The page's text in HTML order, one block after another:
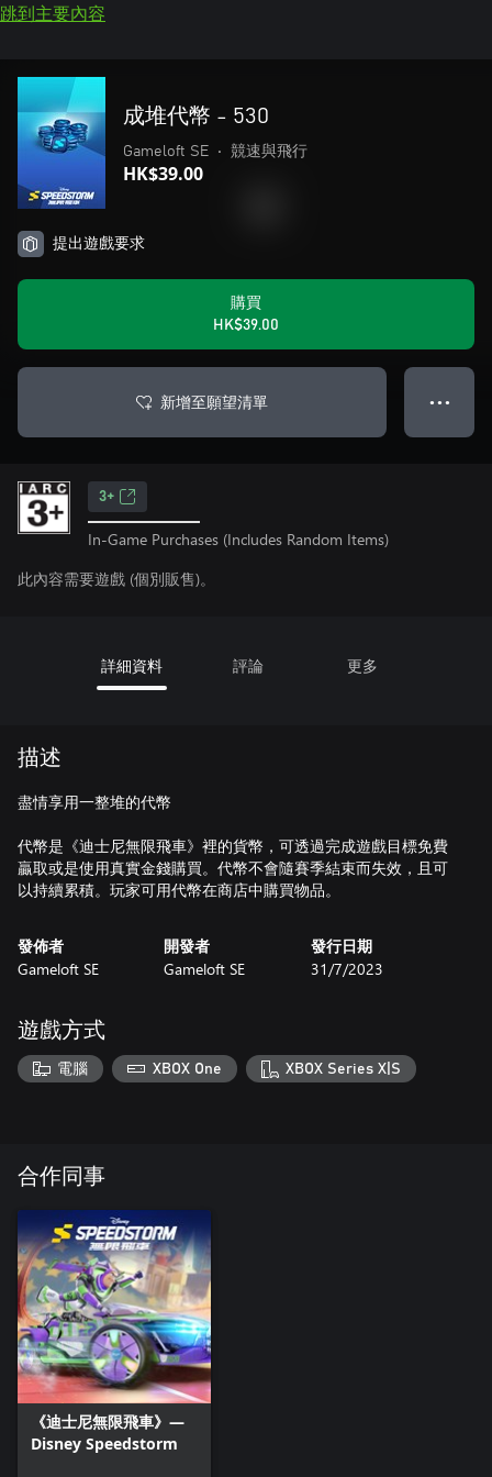
跳到主要內容
成堆代幣 - 530
Gameloft SE • 競速與飛行
HK$39.00
提出遊戲要求
購買
HK$39.00
新增至願望清單 ● ● ●
3+
In-Game Purchases (Includes Random Items)
此內容需要遊戲 (個別販售)。
詳細資料 評論 更多
描述
盡情享用一整堆的代幣
代幣是《迪士尼無限飛車》裡的貨幣，可透過完成遊戲目標免費
贏取或是使用真實金錢購買。代幣不會隨賽季結束而失效，且可
以持續累積。玩家可用代幣在商店中購買物品。
發佈者
Gameloft SE
開發者
Gameloft SE
發行日期
31/7/2023
遊戲方式
電腦 XBOX One XBOX Series X|S
合作同事
《迪士尼無限飛車》—
Disney Speedstorm